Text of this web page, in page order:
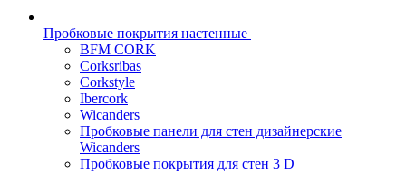
Пробковые покрытия настенные
BFM CORK
Corksribas
Corkstyle
Ibercork
Wicanders
Пробковые панели для стен дизайнерские
Wicanders
Пробковые покрытия для стен 3 D